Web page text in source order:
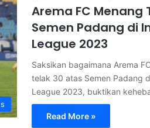
Arema FC Menang
Semen Padang di
League 2023
Saksikan bagaimana Arema
telak 30 atas Semen Padang
League 2023, buktikan
Read More »